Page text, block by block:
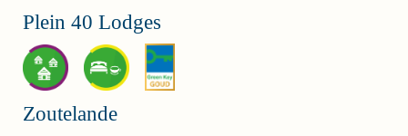
Plein 40 Lodges
Zoutelande